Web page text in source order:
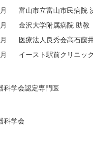
富山市立富山市民病院
金沢大学附属病院 助教
医療法人良秀会高石藤
イースト駅前クリニッ
科学会認定専門医
科学会